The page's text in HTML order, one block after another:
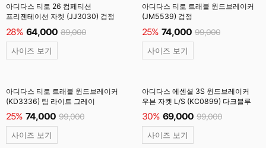
아디다스 티로 26 컴페티션
프리젠테이션 자켓 (JJ3030) 검정
28% 64,000 89,000
사이즈 보기
아디다스 티로 트래블 윈드브레이커
(JM5539) 검정
25% 74,000 99,000
사이즈 보기
아디다스 티로 트래블 윈드브레이커
(KD3336) 팀 라이트 그레이
25% 74,000 99,000
사이즈 보기
아디다스 에센셜 3S 윈드브레이커
우븐 자켓 L/S (KC0899) 다크블루
30% 69,000 99,000
사이즈 보기